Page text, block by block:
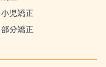
小児矯正
部分矯正